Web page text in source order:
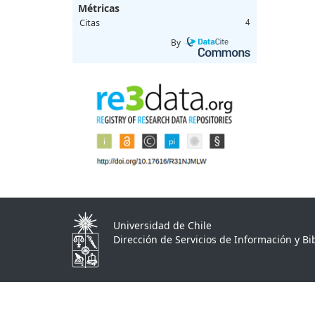
Métricas
Citas 4
By
Universidad de Chile
Dirección de Servicios de Información y